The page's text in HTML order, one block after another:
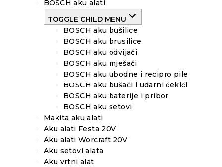
BOSCH aku alati
TOGGLE CHILD MENU
BOSCH aku bušilice
BOSCH aku brusilice
BOSCH aku odvijači
BOSCH aku mješači
BOSCH aku ubodne i recipro pile
BOSCH aku bušači i udarni čekići
BOSCH aku baterije i pribor
BOSCH aku setovi
Makita aku alati
Aku alati Festa 20V
Aku alati Worcraft 20V
Aku setovi alata
Aku vrtni alat